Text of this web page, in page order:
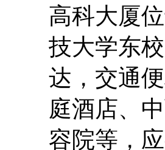
高科大厦
技大学东
达，交通
庭酒店、
容院等，